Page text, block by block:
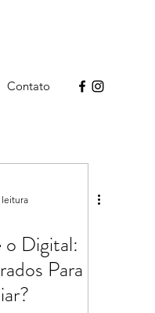
Contato
leitura
o Digital:
Para